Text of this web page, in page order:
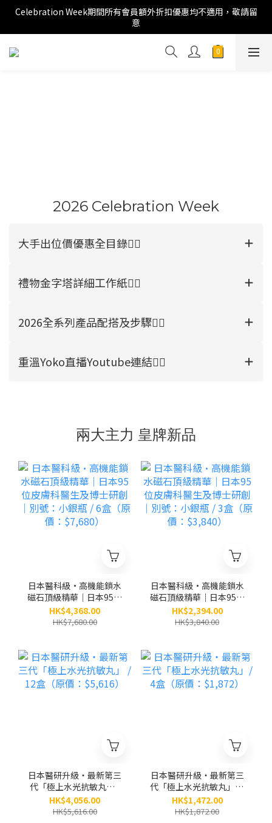
Celebration Week期間所有會員額外折扣優惠均不適用，敬請留
意
2026 Celebration Week
大手出位價優惠全目錄👉🏻
禮物金字塔詳細工作紙👉🏻
2026全系列產品配搭及步驟👉🏻
重溫Yoko直播Youtube連結👉🏻
兩大主力 皇牌新品
日本醫科級•高機能鎖水
磁石頂級精華｜日本95位
皮膚科醫生及博士研創｜
別號：小銀瓶 / 6盒（原
HK$4,368.00
HK$7,680.00
日本醫科級•高機能鎖水
磁石頂級精華｜日本95位
皮膚科醫生及博士研創｜
別號：小銀瓶 / 3盒（原
HK$2,394.00
HK$3,840.00
日本醫研升級・最新第三
代「極上水光抗敏丸」 /
12盒（原價：$5,616）
HK$4,056.00
HK$5,616.00
日本醫研升級・最新第三
代「極上水光抗敏丸」/ 4
盒（原價：$1,872）
HK$1,472.00
HK$1,872.00